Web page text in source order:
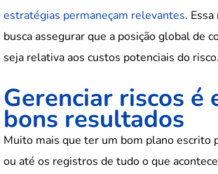
estratégias permaneçam relevantes.
busca assegurar que a posição global de
seja relativa aos custos potenciais do risco.
Gerenciar riscos é
bons resultados
Muito mais que ter um bom plano escrito
ou até os registros de tudo o que